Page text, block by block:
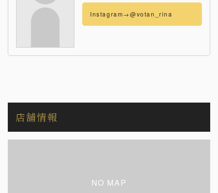
Instagram→@votan_rina
店舗情報